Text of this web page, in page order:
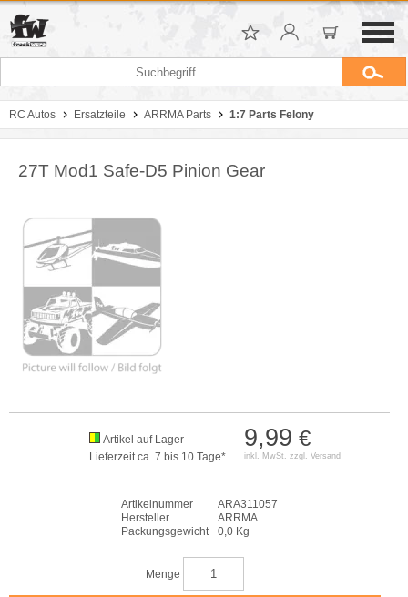
RC Autos Ersatzteile ARRMA Parts 1:7 Parts Felony
27T Mod1 Safe-D5 Pinion Gear
9,99 €
inkl. MwSt. zzgl. Versand
Artikel auf Lager
Lieferzeit ca. 7 bis 10 Tage*
Artikelnummer
ARA311057
Hersteller
ARRMA
Packungsgewicht
0,0 Kg
Menge